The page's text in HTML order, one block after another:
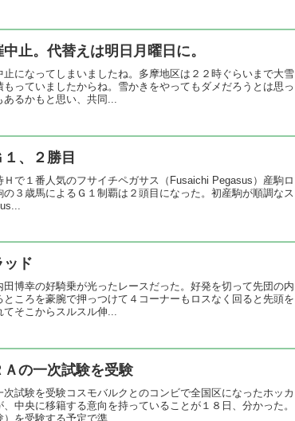
止。代替えは明日月曜日に。
になってしまいましたね。多摩地区は２２時ぐらいまで大雪
っていましたからね。雪かきをやってもダメだろうとは思っ
るかもと思い、共同...
、２勝目
で１番人気のフサイチペガサス（Fusaichi Pegasus）産駒ロ
３歳馬によるＧ１制覇は２頭目になった。初産駒が順調なス
ッド
博幸の好騎乗が光ったレースだった。好発を切って先団の内
ころを豪腕で押っつけて４コーナーもロスなく回ると先頭を
そこからスルスル伸...
の一次試験を受験
試験を受験コスモバルクとのコンビで全国区になったホッカ
中央に移籍する意向を持っていることが１８日、分かった。
を受験する予定で準...